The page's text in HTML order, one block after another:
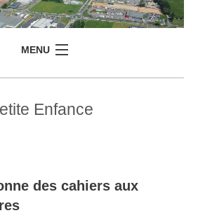
MENU
Enfance
des cahiers aux